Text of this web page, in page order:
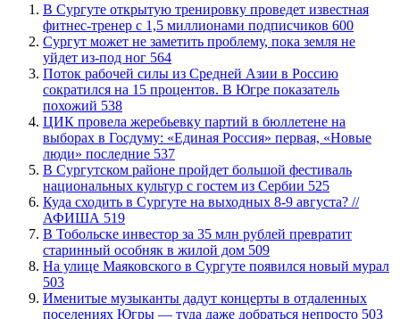
В Сургуте открытую тренировку проведет известная
фитнес-тренер с 1,5 миллионами подписчиков 600
Сургут может не заметить проблему, пока земля не
уйдет из-под ног 564
Поток рабочей силы из Средней Азии в Россию
сократился на 15 процентов. В Югре показатель
похожий 538
ЦИК провела жеребьевку партий в бюллетене на
выборах в Госдуму: «Единая Россия» первая, «Новые
люди» последние 537
В Сургутском районе пройдет большой фестиваль
национальных культур с гостем из Сербии 525
​Куда сходить в Сургуте на выходных 8-9 августа? //
АФИША 519
В Тобольске инвестор за 35 млн рублей превратит
старинный особняк в жилой дом 509
​На улице Маяковского в Сургуте появился новый мурал
503
Именитые музыканты дадут концерты в отдаленных
поселениях Югры — туда даже добраться непросто 503